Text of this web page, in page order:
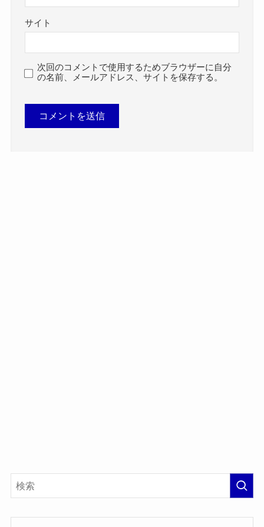
サイト
次回のコメントで使用するためブラウザーに自分
の名前、メールアドレス、サイトを保存する。